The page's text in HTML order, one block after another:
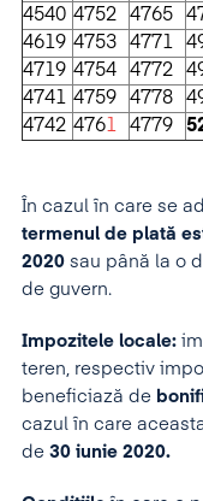
4540 4752 4765
4619 4753 4771
4719 4754 4772
4741 4759 4778
4742 4761 4779
În cazul în care se
termenul de plată
2020 sau până la o
de guvern.
Impozitele locale:
teren, respectiv
beneficiază de
cazul în care
de 30 iunie 2020.